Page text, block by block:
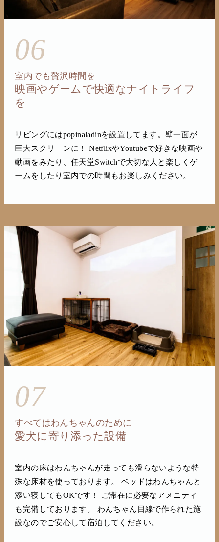
06
室内でも贅沢時間を
映画やゲームで快適なナイトライフ
を
リビングにはpopinaladinを設置してます。壁一面が
巨大スクリーンに！ NetflixやYoutubeで好きな映画や
動画をみたり、任天堂Switchで大切な人と楽しくゲ
ームをしたり室内での時間もお楽しみください。
07
すべてはわんちゃんのために
愛犬に寄り添った設備
室内の床はわんちゃんが走っても滑らないような特
殊な床材を使っております。 ベッドはわんちゃんと
添い寝してもOKです！ ご滞在に必要なアメニティ
も完備しております。 わんちゃん目線で作られた施
設なのでご安心して宿泊してください。